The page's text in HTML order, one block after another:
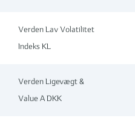
Verden Lav Volatilitet
Indeks KL
Verden Ligevægt &
Value A DKK